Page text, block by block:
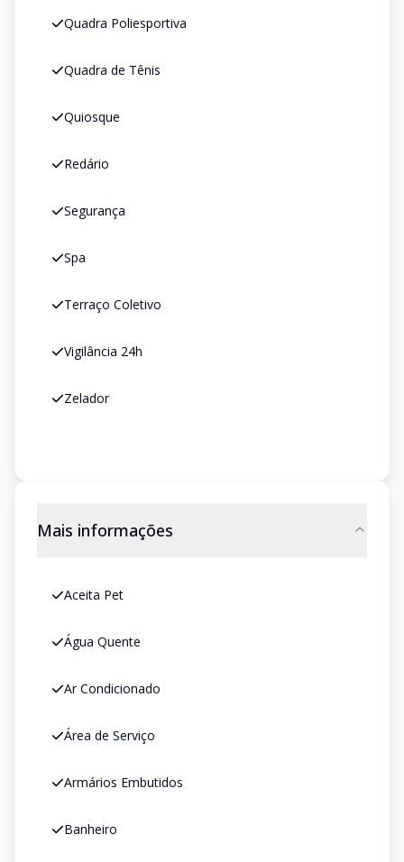
Quadra Poliesportiva
Quadra de Tênis
Quiosque
Redário
Segurança
Spa
Terraço Coletivo
Vigilância 24h
Zelador
Mais informações
Aceita Pet
Água Quente
Ar Condicionado
Área de Serviço
Armários Embutidos
Banheiro